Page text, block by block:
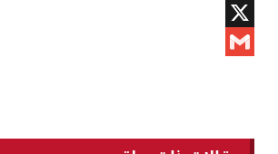
Twitter
X